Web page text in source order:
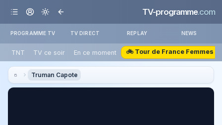
TV-programme.com
PROGRAMME TV TV DIRECT REPLAY NEWS
TNT TV ce soir En ce moment 🚲 Tour de France Femmes
Truman Capote